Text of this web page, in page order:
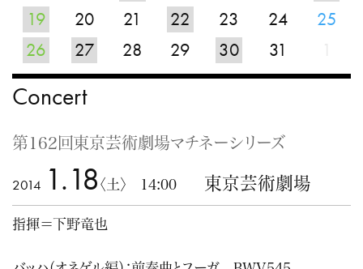
19
20 21 22 23 24
25
26
27 28 29 30 31
Concert
第162回東京芸術劇場マチネーシリーズ
2014 1.18 〈土〉 14:00 東京芸術劇場
指揮＝下野竜也